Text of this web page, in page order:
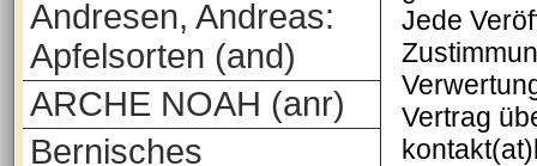
Andresen, Andreas:
Apfelsorten (and)
ARCHE NOAH (anr)
Bernisches
Jede
Vertrag